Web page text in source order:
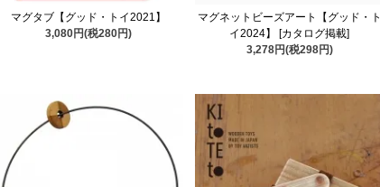
マグタブ【グッド・トイ2021】
3,080円(税280円)
マグネットビーズアート【グッド・ト
イ2024】 [カタログ掲載]
3,278円(税298円)